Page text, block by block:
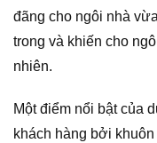
đãng cho ngôi nhà
trong và khiến cho
nhiên.
Một điểm nổi bật của
khách hàng bởi